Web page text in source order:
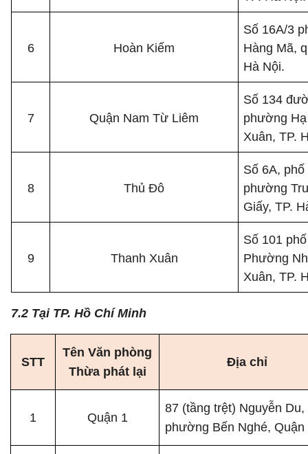
6 Hoàn Kiếm
Số 16A/3
Hàng Mã,
Hà Nội.
7 Quận Nam Từ Liêm
Số 134
phường
Xuân, TP.
8 Thủ Đô
Số 6A,
phường
Giấy, TP.
9 Thanh Xuân
Số 101
Phường
Xuân, TP.
7.2 Tại TP. Hồ Chí Minh
STT
Tên Văn phòng
Thừa phát lại
Địa chỉ
1 Quận 1
87 (tầng trệt) Nguyễn Du,
phường Bến Nghé, Quận